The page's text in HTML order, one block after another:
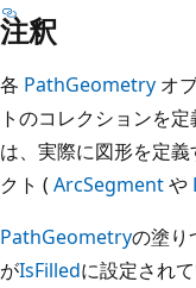
注釈
各 PathGeometry オ
トのコレクションを
は、実際に図形を定
クト ( ArcSegmentや
PathGeometryの塗り
がIsFilledに設定され